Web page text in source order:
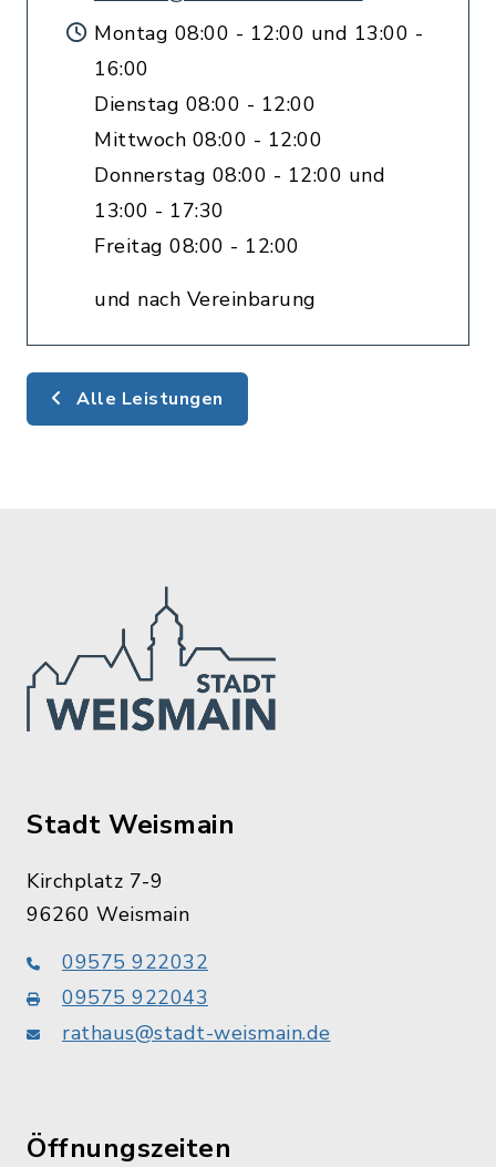
Montag 08:00 - 12:00 und 13:00 -
16:00
Dienstag 08:00 - 12:00
Mittwoch 08:00 - 12:00
Donnerstag 08:00 - 12:00 und
13:00 - 17:30
Freitag 08:00 - 12:00
und nach Vereinbarung
Alle Leistungen
Stadt Weismain
Kirchplatz 7-9
96260 Weismain
09575 922032
09575 922043
rathaus@stadt-weismain.de
Öffnungszeiten